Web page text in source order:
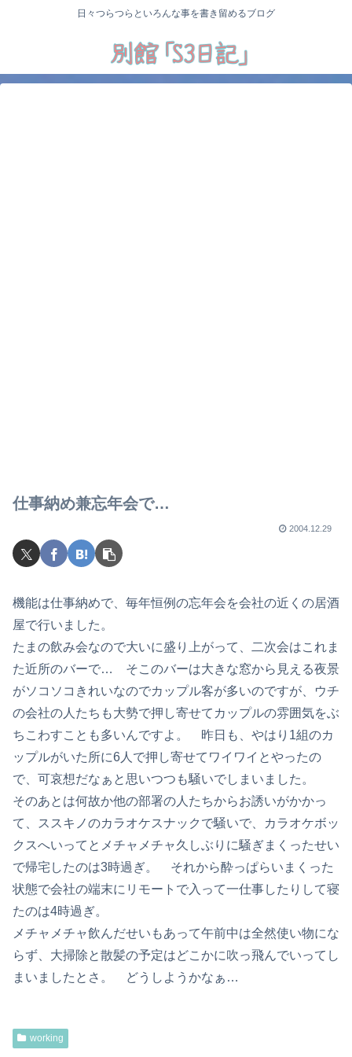
日々つらつらといろんな事を書き留めるブログ
仕事納め兼忘年会で…
2004.12.29
機能は仕事納めで、毎年恒例の忘年会を会社の近くの居酒
屋で行いました。
たまの飲み会なので大いに盛り上がって、二次会はこれま
た近所のバーで… そこのバーは大きな窓から見える夜景
がソコソコきれいなのでカップル客が多いのですが、ウチ
の会社の人たちも大勢で押し寄せてカップルの雰囲気をぶ
ちこわすことも多いんですよ。 昨日も、やはり1組のカ
ップルがいた所に6人で押し寄せてワイワイとやったの
で、可哀想だなぁと思いつつも騒いでしまいました。
そのあとは何故か他の部署の人たちからお誘いがかかっ
て、ススキノのカラオケスナックで騒いで、カラオケボッ
クスへいってとメチャメチャ久しぶりに騒ぎまくったせい
で帰宅したのは3時過ぎ。 それから酔っぱらいまくった
状態で会社の端末にリモートで入って一仕事したりして寝
たのは4時過ぎ。
メチャメチャ飲んだせいもあって午前中は全然使い物にな
らず、大掃除と散髪の予定はどこかに吹っ飛んでいってし
まいましたとさ。 どうしようかなぁ…
working